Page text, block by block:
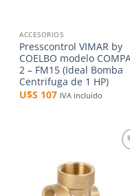
ACCESORIOS
Presscontrol VIMAR by
COELBO modelo
2 – FM15 (Ideal Bomba
Centrifuga de 1 HP)
U$S 107 IVA incluido